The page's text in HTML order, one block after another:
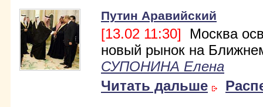
Путин Аравийский
[13.02 11:30] Москва
новый рынок на
СУПОНИНА Елена
Читать дальше